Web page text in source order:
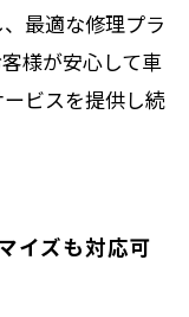
最適な修理プラ
様が安心して車
ビスを提供し続
イズも対応可